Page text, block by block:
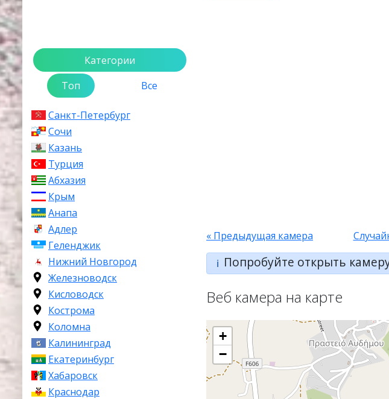
Категории
Топ
Все
Санкт-Петербург
Сочи
Казань
Турция
Абхазия
Крым
Анапа
Адлер
Геленджик
Нижний Новгород
Железноводск
Кисловодск
Кострома
Коломна
Калининград
Екатеринбург
Хабаровск
Краснодар
« Предыдущая камера
ℹ️ Попробуйте открыть
Веб камера на карте
+
−